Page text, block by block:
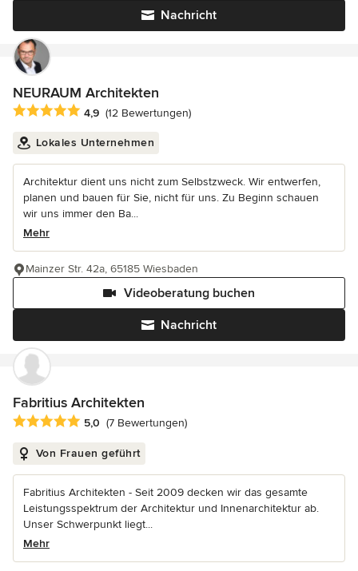
Nachricht
NEURAUM Architekten
Durchschnittliche Bewertung: 4.9 von 5 Sternen
4,9 (12 Bewertungen)
Lokales Unternehmen
Architektur dient uns nicht zum Selbstzweck. Wir entwerfen,
planen und bauen für Sie, nicht für uns. Zu Beginn schauen
wir uns immer den Ba...
Mehr
Nachricht
Videoberatung buchen
Mainzer Str. 42a, 65185 Wiesbaden
Fabritius Architekten
Durchschnittliche Bewertung: 5 von 5 Sternen
5,0 (7 Bewertungen)
Von Frauen geführt
Fabritius Architekten - Seit 2009 decken wir das gesamte
Leistungsspektrum der Architektur und Innenarchitektur ab.
Unser Schwerpunkt liegt...
Mehr